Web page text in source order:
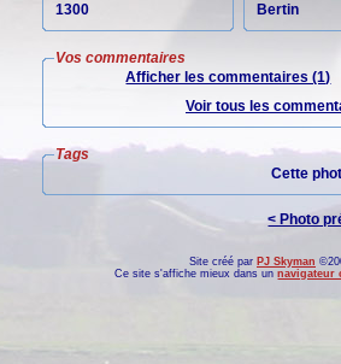
1300
Bertin
Vos commentaires
Afficher les commentaires (1)
Voir tous les
Tags
Cette
< Photo
Site créé par PJ Skyman
Ce site s'affiche mieux dans unnavigateur